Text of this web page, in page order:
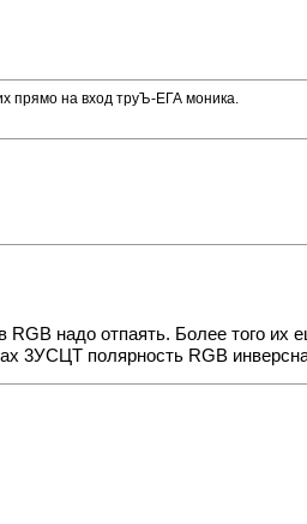
прямо на вход труЪ-ЕГА моника.
надо отпаять. Более того их
3УСЦТ полярность RGB